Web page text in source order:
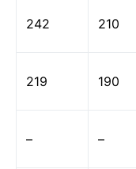
242 210
219 190
– –